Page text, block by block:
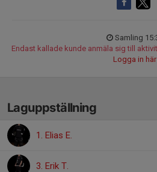
Samling
Endast kallade kunde anmäla sig till
Logga in här
Laguppställning
1. Elias E.
3. Erik T.